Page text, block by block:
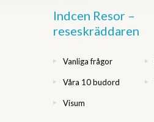
Indcen Resor –
reseskräddaren
Vanliga frågor
Våra 10 budord
Visum